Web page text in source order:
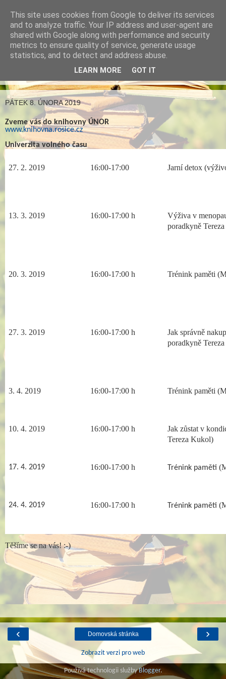
Městská knihovna v
Rosicích
PÁTEK 8. ÚNORA 2019
Zveme vás do knihovny ÚNOR
www.knihovna.rosice.cz
Univerzita volného času
27. 2. 2019 16:00-17:00 Jarní detox
13. 3. 2019 16:00-17:00 h
Výživa v
poradkyně
20. 3. 2019 16:00-17:00 h Trénink paměti
27. 3. 2019 16:00-17:00 h
Jak správně
poradkyně
3. 4. 2019 16:00-17:00 h Trénink paměti
10. 4. 2019 16:00-17:00 h
Jak zůstat v
Tereza Kukol)
17. 4. 2019 16:00-17:00 h Trénink paměti
24. 4. 2019 16:00-17:00 h Trénink paměti
Těšíme se na vás! :-)
‹ ›
Domovská stránka
Zobrazit verzi pro web
Používá technologii službyBlogger.
This site uses cookies from Google to deliver its services
and to analyze traffic. Your IP address and user-agent are
shared with Google along with performance and security
metrics to ensure quality of service, generate usage
statistics, and to detect and address abuse.
LEARN MORE GOT IT